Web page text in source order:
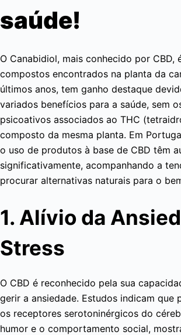
t
saúde!
O Canabidiol, mais conhecido por CBD,
compostos encontrados na planta da
últimos anos, tem ganho destaque
variados benefícios para a saúde, sem
psicoativos associados ao THC
composto da mesma planta. Em
o uso de produtos à base de CBD têm
significativamente, acompanhando a
procurar alternativas naturais para o
1. Alívio da
Stress
O CBD é reconhecido pela sua
gerir a ansiedade. Estudos indicam que
os receptores serotoninérgicos do
humor e o comportamento social,